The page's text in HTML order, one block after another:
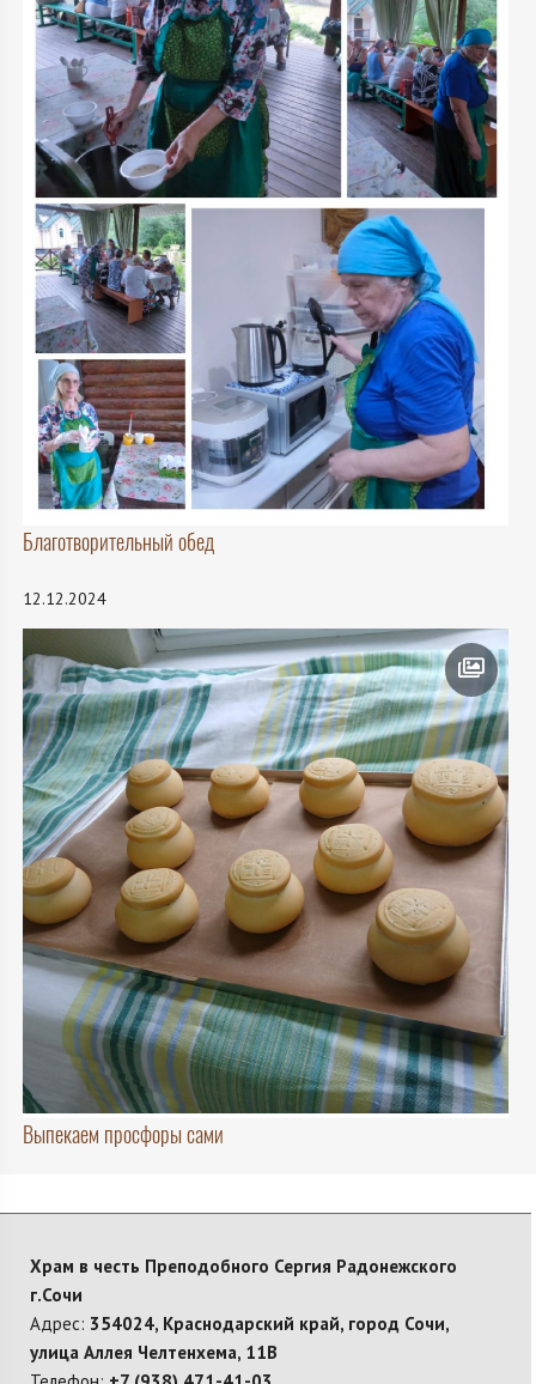
Благотворительный обед
12.12.2024
Выпекаем просфоры сами
Храм в честь Преподобного Сергия Радонежского
г.Сочи
Адрес: 354024, Краснодарский край, город Сочи,
улица Аллея Челтенхема, 11В